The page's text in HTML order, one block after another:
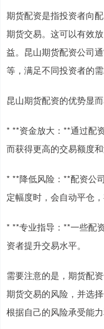
期货配资是指投资者向
期货交易。这可以有效
益。昆山期货配资公司
等，满足不同投资者的需
昆山期货配资的优势显而
* **资金放大：**通过配
而获得更高的交易额度和
* **降低风险：**配资公
定幅度时，会自动平仓
* **专业指导：**一些配
资者提升交易水平。
需要注意的是，期货配
期货交易的风险，并选
根据自己的风险承受能